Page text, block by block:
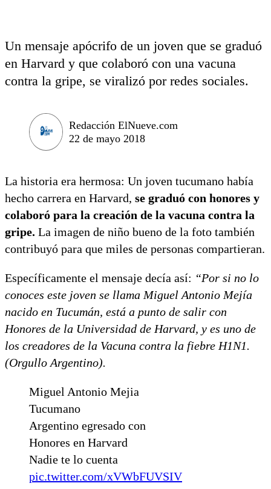
Un mensaje apócrifo de un joven que se graduó
en Harvard y que colaboró con una vacuna
contra la gripe, se viralizó por redes sociales.
Redacción ElNueve.com
22 de mayo 2018
La historia era hermosa: Un joven tucumano había
hecho carrera en Harvard, se graduó con honores y
colaboró para la creación de la vacuna contra la
gripe. La imagen de niño bueno de la foto también
contribuyó para que miles de personas compartieran.
Específicamente el mensaje decía así: “Por si no lo
conoces este joven se llama Miguel Antonio Mejía
nacido en Tucumán, está a punto de salir con
Honores de la Universidad de Harvard, y es uno de
los creadores de la Vacuna contra la fiebre H1N1.
(Orgullo Argentino).
Miguel Antonio Mejia
Tucumano
Argentino egresado con
Honores en Harvard
Nadie te lo cuenta
pic.twitter.com/xVWbFUVSIV